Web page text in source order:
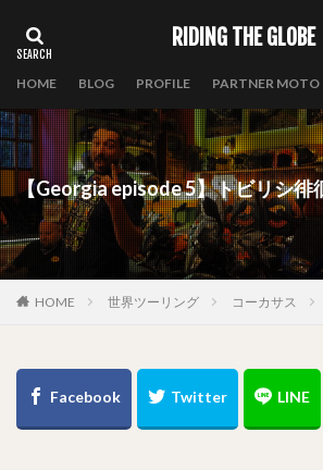
RIDING THE GLOBE
HOME BLOG PROFILE PARTNER MOTO
【Georgia episode 5】トビリシ徘
HOME 世界ツーリング コーカサス